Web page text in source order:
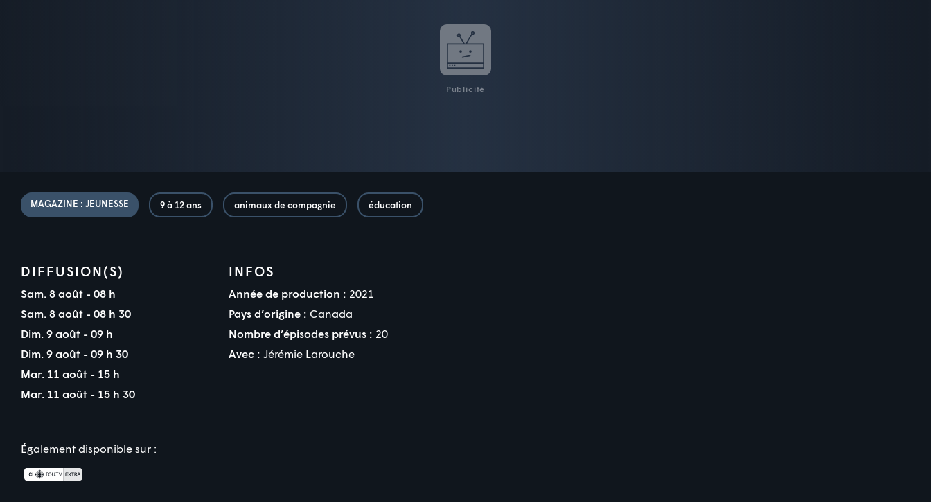
Publicité
MAGAZINE : JEUNESSE 9 à 12 ans animaux de compagnie éducation
DIFFUSION(S)
Sam. 8 août - 08 h
Sam. 8 août - 08 h 30
Dim. 9 août - 09 h
Dim. 9 août - 09 h 30
Mar. 11 août - 15 h
Mar. 11 août - 15 h 30
Également disponible sur :
INFOS
Année de production : 2021
Pays d’origine : Canada
Nombre d’épisodes prévus : 20
Avec : Jérémie Larouche